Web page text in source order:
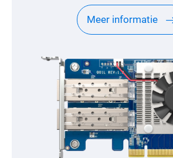
Meer informatie